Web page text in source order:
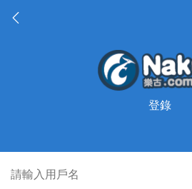
登錄